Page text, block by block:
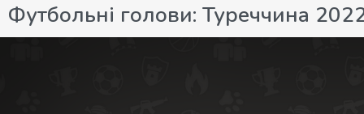
Футбольні голови: Туреччина